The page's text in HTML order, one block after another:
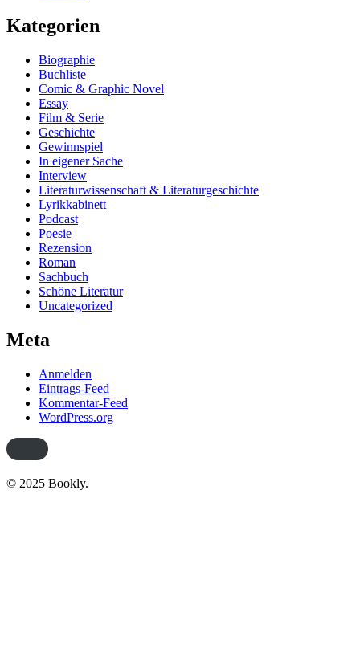
Kategorien
Biographie
Buchliste
Comic & Graphic Novel
Essay
Film & Serie
Geschichte
Gewinnspiel
In eigener Sache
Interview
Literaturwissenschaft & Literaturgeschichte
Lyrikkabinett
Podcast
Poesie
Rezension
Roman
Sachbuch
Schöne Literatur
Uncategorized
Meta
Anmelden
Eintrags-Feed
Kommentar-Feed
WordPress.org
© 2025 Bookly.